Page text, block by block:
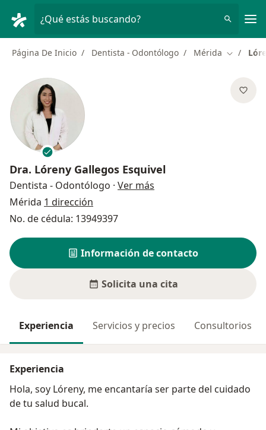
¿Qué estás buscando?
Página De Inicio Dentista - Odontólogo Mérida Cambiar
Dra. Lóreny Gallegos Esquivel
Dentista - Odontólogo · Ver más
Mérida 1 dirección
No. de cédula: 13949397
Información de contacto
Solicita una cita
Experiencia Servicios y precios Consultorios
Experiencia
Hola, soy Lóreny, me encantaría ser parte del cuidado
de tu salud bucal.